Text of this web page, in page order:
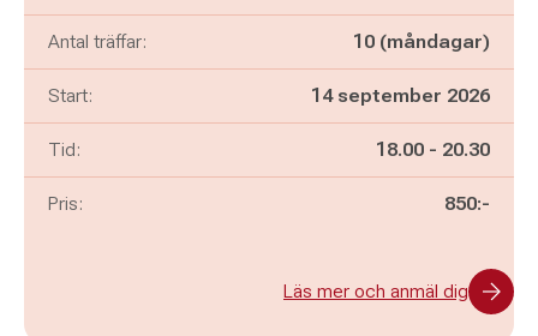
Antal träffar: 10 (måndagar)
Start: 14 september 2026
Tid: Pågår mellan
18.00 - och
20.30
Pris: 850:-
Läs mer och anmäl dig